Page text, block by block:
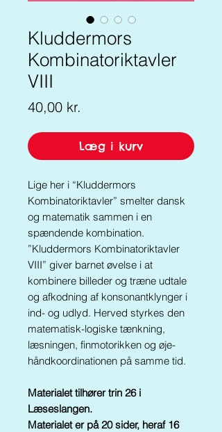
Kluddermors
Kombinatoriktavler
VIII
40,00 kr.
Læg i kurv
Lige her i “Kluddermors
Kombinatoriktavler” smelter dansk
og matematik sammen i en
spændende kombination.
”Kluddermors Kombinatoriktavler
VIII” giver barnet øvelse i at
kombinere billeder og træne udtale
og afkodning af konsonantklynger i
ind- og udlyd. Herved styrkes den
matematisk-logiske tænkning,
læsningen, finmotorikken og øje-
håndkoordinationen på samme tid.
Materialet tilhører trin 26 i
Læseslangen.
Materialet er på 20 sider, heraf 16